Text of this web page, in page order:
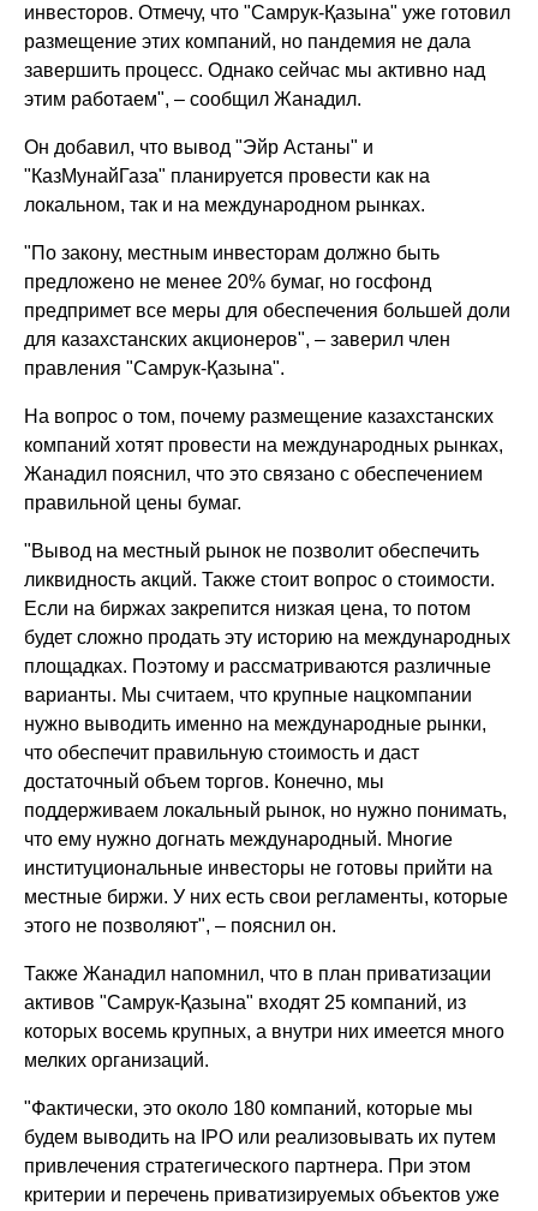
инвесторов. Отмечу, что "Самрук-Қазына" уже готовил
размещение этих компаний, но пандемия не дала
завершить процесс. Однако сейчас мы активно над
этим работаем", – сообщил Жанадил.
Он добавил, что вывод "Эйр Астаны" и
"КазМунайГаза" планируется провести как на
локальном, так и на международном рынках.
"По закону, местным инвесторам должно быть
предложено не менее 20% бумаг, но госфонд
предпримет все меры для обеспечения большей доли
для казахстанских акционеров", – заверил член
правления "Самрук-Қазына".
На вопрос о том, почему размещение казахстанских
компаний хотят провести на международных рынках,
Жанадил пояснил, что это связано с обеспечением
правильной цены бумаг.
"Вывод на местный рынок не позволит обеспечить
ликвидность акций. Также стоит вопрос о стоимости.
Если на биржах закрепится низкая цена, то потом
будет сложно продать эту историю на международных
площадках. Поэтому и рассматриваются различные
варианты. Мы считаем, что крупные нацкомпании
нужно выводить именно на международные рынки,
что обеспечит правильную стоимость и даст
достаточный объем торгов. Конечно, мы
поддерживаем локальный рынок, но нужно понимать,
что ему нужно догнать международный. Многие
институциональные инвесторы не готовы прийти на
местные биржи. У них есть свои регламенты, которые
этого не позволяют", – пояснил он.
Также Жанадил напомнил, что в план приватизации
активов "Самрук-Қазына" входят 25 компаний, из
которых восемь крупных, а внутри них имеется много
мелких организаций.
"Фактически, это около 180 компаний, которые мы
будем выводить на IPO или реализовывать их путем
привлечения стратегического партнера. При этом
критерии и перечень приватизируемых объектов уже